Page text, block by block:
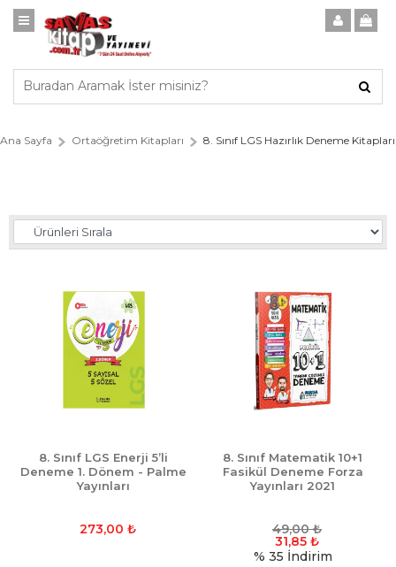
Ana Sayfa Ortaöğretim Kitapları 8. Sınıf LGS Hazırlık Deneme Kitapları
8. Sınıf LGS Enerji 5’li
Deneme 1. Dönem - Palme
Yayınları
273,00 ₺
8. Sınıf Matematik 10+1
Fasikül Deneme Forza
Yayınları 2021
49,00₺
31,85 ₺
% 35 İndirim